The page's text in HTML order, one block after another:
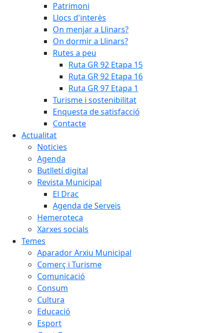
Patrimoni
Llocs d'interès
On menjar a Llinars?
On dormir a Llinars?
Rutes a peu
Ruta GR 92 Etapa 15
Ruta GR 92 Etapa 16
Ruta GR 97 Etapa 1
Turisme i sostenibilitat
Enquesta de satisfacció
Contacte
Actualitat
Noticies
Agenda
Butlletí digital
Revista Municipal
El Drac
Agenda de Serveis
Hemeroteca
Xarxes socials
Temes
Aparador Arxiu Municipal
Comerç i Turisme
Comunicació
Consum
Cultura
Educació
Esport